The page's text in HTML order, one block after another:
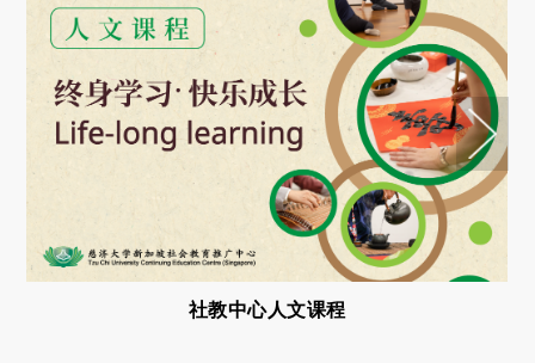
社教中心人文课程